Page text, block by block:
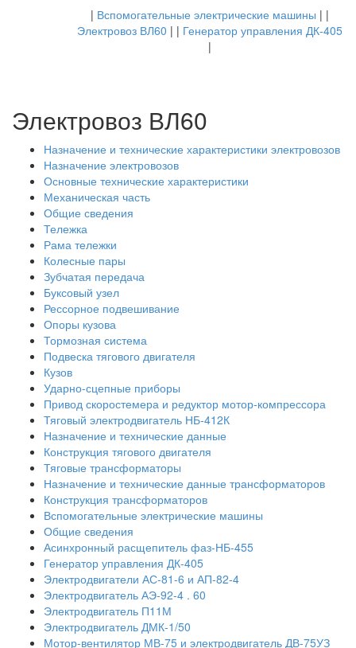
| Вспомогательные электрические машины | |
Электровоз ВЛ60 | | Генератор управления ДК-405
|
Электровоз ВЛ60
Назначение и технические характеристики электровозов
Назначение электровозов
Основные технические характеристики
Механическая часть
Общие сведения
Тележка
Рама тележки
Колесные пары
Зубчатая передача
Буксовый узел
Рессорное подвешивание
Опоры кузова
Тормозная система
Подвеска тягового двигателя
Кузов
Ударно-сцепные приборы
Привод скоростемера и редуктор мотор-компрессора
Тяговый электродвигатель НБ-412К
Назначение и технические данные
Конструкция тягового двигателя
Тяговые трансформаторы
Назначение и технические данные трансформаторов
Конструкция трансформаторов
Вспомогательные электрические машины
Общие сведения
Асинхронный расщепитель фаз-НБ-455
Генератор управления ДК-405
Электродвигатели АС-81-6 и АП-82-4
Электродвигатель АЭ-92-4 . 60
Электродвигатель П11М
Электродвигатель ДМК-1/50
Мотор-вентилятор МВ-75 и электродвигатель ДВ-75УЗ